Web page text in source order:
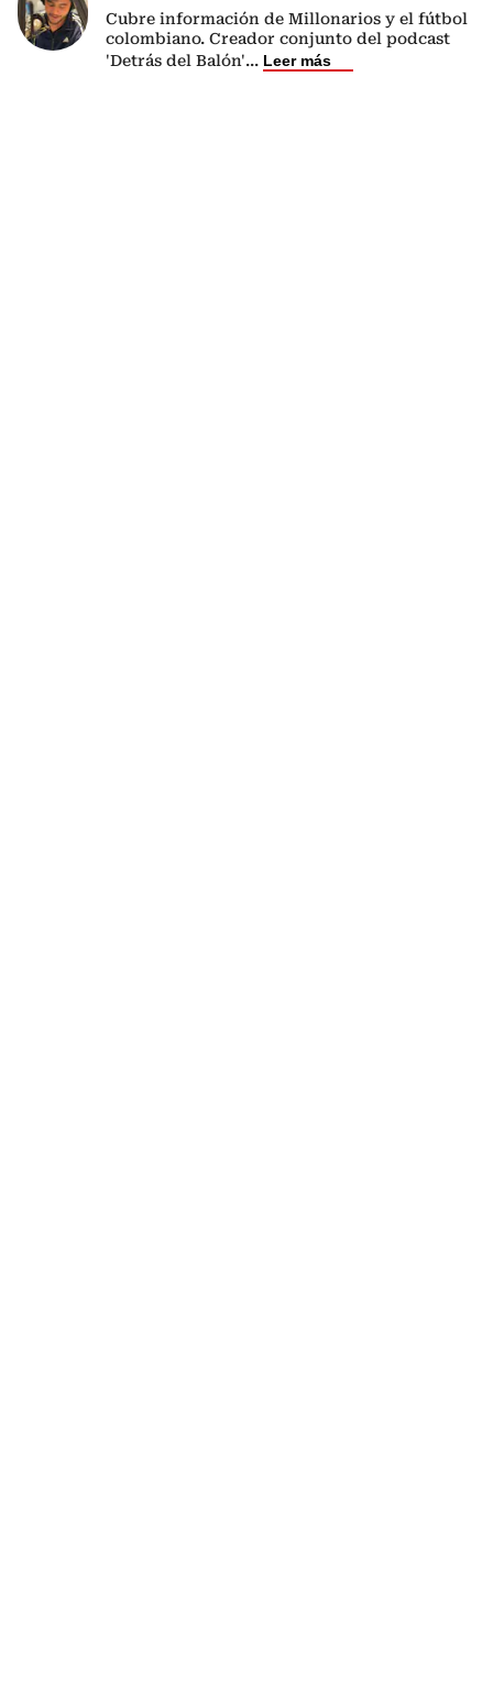
Cubre información de Millonarios y el fútbol
colombiano. Creador conjunto del podcast
'Detrás del Balón'... Leer más